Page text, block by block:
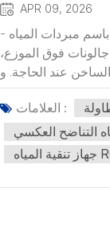
APR 09, 2026
مبردات المياه -
فوق الموزع،
العلامات :